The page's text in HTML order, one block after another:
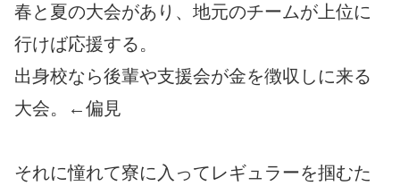
春と夏の大会があり、地元のチームが上位に
行けば応援する。
出身校なら後輩や支援会が金を徴収しに来る
大会。←偏見
それに憧れて寮に入ってレギュラーを掴むた